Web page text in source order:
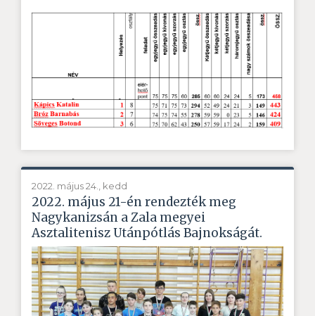
2022. május 24., kedd
2022. május 21-én rendezték meg
Nagykanizsán a Zala megyei
Asztalitenisz Utánpótlás Bajnokságát.